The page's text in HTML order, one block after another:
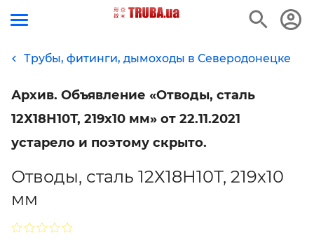
Трубы, фитинги, дымоходы в Северодонецке
Архив. Объявление «Отводы, сталь
12Х18Н10Т, 219х10 мм» от 22.11.2021
устарело и поэтому скрыто.
Отводы, сталь 12Х18Н10Т, 219х10
мм